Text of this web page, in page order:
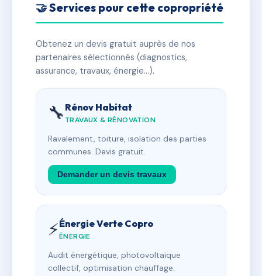
🤝 Services pour cette copropriété
Obtenez un devis gratuit auprès de nos
partenaires sélectionnés (diagnostics,
assurance, travaux, énergie…).
🔧 Rénov Habitat
TRAVAUX & RÉNOVATION
Ravalement, toiture, isolation des parties
communes. Devis gratuit.
Demander un devis travaux
⚡Énergie Verte Copro
ÉNERGIE
Audit énergétique, photovoltaïque
collectif, optimisation chauffage.